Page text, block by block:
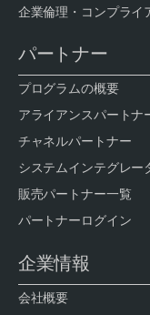
企業倫理・コンプライ
パートナー
プログラムの概要
アライアンスパートナ
チャネルパートナー
システムインテグレー
販売パートナー一覧
パートナーログイン
企業情報
会社概要